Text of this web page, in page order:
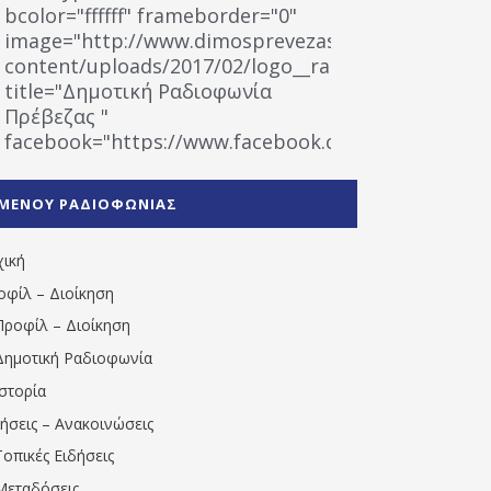
bcolor="ffffff" frameborder="0"
image="http://www.dimosprevezas.gr/wp-
content/uploads/2017/02/logo__radiofonias.jpg"
title="Δημοτική Ραδιοφωνία
Πρέβεζας "
facebook="https://www.facebook.com/
1531194763766854/" artist="" ]
ΡΑΔΙΟΦΩΝΙΑΣ
– Διοίκηση
– Διοίκηση
Ραδιοφωνία
– Ανακοινώσεις
Ειδήσεις